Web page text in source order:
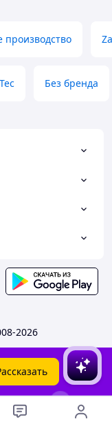
производство
Без бренда
2026